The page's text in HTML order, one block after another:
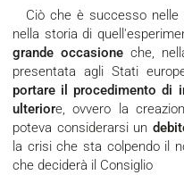
Ciò che è successo
nella storia di
grande occasione che,
presentata agli Stati
portare il procedimento di
ulteriore, ovvero la
poteva considerarsi un
la crisi che sta colpendo il
che deciderà il Consiglio